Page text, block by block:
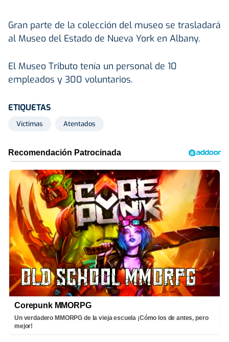
Gran parte de la colección del museo se trasladará
al Museo del Estado de Nueva York en Albany.
El Museo Tributo tenía un personal de 10
empleados y 300 voluntarios.
ETIQUETAS
Víctimas Atentados
Corepunk MMORPG
Un verdadero MMORPG de la vieja escuela ¡Cómo los de antes, pero
mejor!